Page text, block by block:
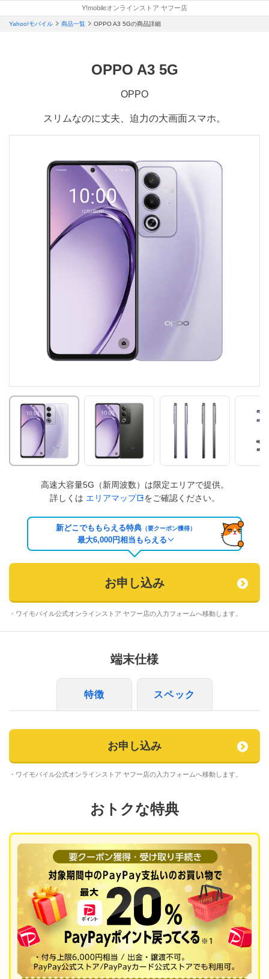
Y!mobileオンラインストア ヤフー店
Yahoo!モバイル 商品一覧 OPPO A3 5Gの商品詳細
OPPO A3 5G
OPPO
スリムなのに丈夫、迫力の大画面スマホ。
高速大容量5G（新周波数）は限定エリアで提供。
詳しくは エリアマップ
し
い
で
き
す
をご確認ください。
新どこでももらえる特典 （要クーポン獲得）
最大6,000円相当もらえる
お申し込み
・ワイモバイル公式オンラインストア ヤフー店の入力フォームへ移動します。
端末仕様
特徴 スペック
お申し込み
・ワイモバイル公式オンラインストア ヤフー店の入力フォームへ移動します。
おトクな特典
ど
こ
典
し
い
で
す
い
タ
き
い
タ
く
く
く
く